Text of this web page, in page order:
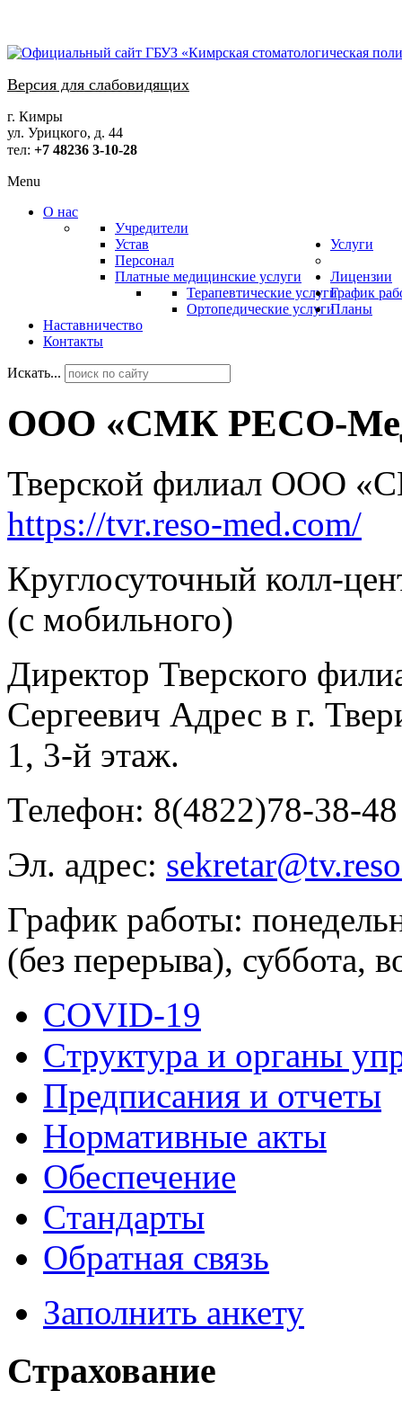
Версия для слабовидящих
г. Кимры
ул. Урицкого, д. 44
тел: +7 48236 3-10-28
Menu
О нас
Учредители
Устав
Персонал
Услуги
Платные медицинские услуги
Терапевтические услуги
Ортопедические услуги
Лицензии
График
Планы
Наставничество
Контакты
Искать...
ООО «СМК РЕСО-
Тверской филиал ООО
https://tvr.reso-med.com/
Круглосуточный колл-
(с мобильного)
Директор Тверского
Сергеевич Адрес в г.
1, 3-й этаж.
Телефон: 8(4822)78-38-48
Эл. адрес:
График работы:
(без перерыва), суббота,
COVID-19
Cтруктура и органы
Предписания и отчеты
Нормативные акты
Обеспечение
Cтандарты
Обратная связь
Заполнить анкету
Страхование